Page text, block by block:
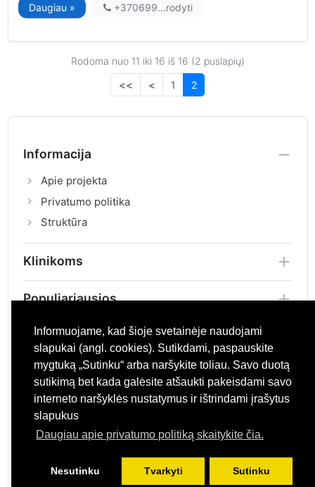
Informuojame, kad šioje svetainėje naudojami
slapukai (angl. cookies). Sutikdami, paspauskite
mygtuką „Sutinku“ arba naršykite toliau. Savo duotą
sutikimą bet kada galėsite atšaukti pakeisdami savo
interneto naršyklės nustatymus ir ištrindami įrašytus
slapukus
Daugiau apie privatumo politiką skaitykite čia.
Nesutinku Tvarkyti Sutinku
Daugiau » +370699...rodyti
Rodoma nuo 11 iki 16 iš 16 (2 puslapių)
<<
< 1 2
Informacija
Apie projekta
Privatumo politika
Struktūra
Klinikoms
Populiariausios
Geraklinika.lt- yra sveikatos priežiūros paslaugų ir klinikų
paieškos platforma, kuri padeda vartotojams greitai ir
lengvai rasti sveikatos priežiūros paslaugas, palyginti
kainas ir užsirašyti pas gydytojus.
Susisiekite su mumisinfo@geraklinika.lt
© 2021-2024 Visos teisės saugomos. Geraklinika.lt